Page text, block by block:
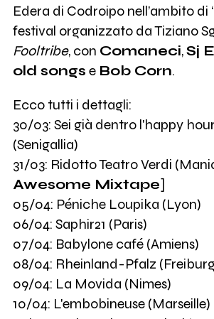
Edera di Codroipo nell’ambito di
festival organizzato da Tiziano
Fooltribe, con Comaneci,Sj
old songs e Bob Corn.
Ecco tutti i dettagli:
30/03: Sei già dentro l'happy
(Senigallia)
31/03: Ridotto Teatro Verdi
Awesome Mixtape]
05/04: Péniche Loupika (Lyon)
06/04: Saphir21 (Paris)
07/04: Babylone café (Amiens)
08/04: Rheinland-Pfalz
09/04: La Movida (Nimes)
10/04: L'embobineuse (Marseille)